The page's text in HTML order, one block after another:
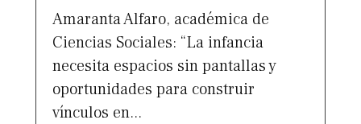
Amaranta Alfaro, académica de
Ciencias Sociales: “La infancia
necesita espacios sin pantallas y
oportunidades para construir
vínculos en...